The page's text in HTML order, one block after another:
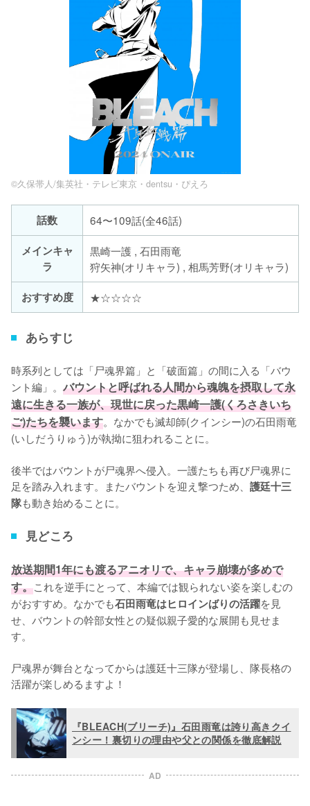
©久保帯人/集英社・テレビ東京・dentsu・ぴえろ
話数
64〜109話(全46話)
メインキャ
ラ
黒崎一護 , 石田雨竜
狩矢神(オリキャラ) , 相馬芳野(オリキャラ)
おすすめ度
★☆☆☆☆
あらすじ
時系列としては「尸魂界篇」と「破面篇」の間に入る「バウ
ント編」。 バウントと呼ばれる人間から魂魄を摂取して永
遠に生きる一族が、現世に戻った黒崎一護(くろさきいち
ご)たちを襲います。なかでも滅却師(クインシー)の石田雨竜
(いしだうりゅう)が執拗に狙われることに。
後半ではバウントが尸魂界へ侵入。一護たちも再び尸魂界に
足を踏み入れます。またバウントを迎え撃つため、 護廷十三
隊も動き始めることに。
見どころ
放送期間1年にも渡るアニオリで、キャラ崩壊が多めで
す。これを逆手にとって、本編では観られない姿を楽しむの
がおすすめ。なかでも石田雨竜はヒロインばりの活躍を見
せ、バウントの幹部女性との疑似親子愛的な展開も見せま
す。
尸魂界が舞台となってからは護廷十三隊が登場し、隊長格の
活躍が楽しめるますよ！
『BLEACH(ブリーチ)』石田雨竜は誇り高きクイ
ンシー！裏切りの理由や父との関係を徹底解説
AD